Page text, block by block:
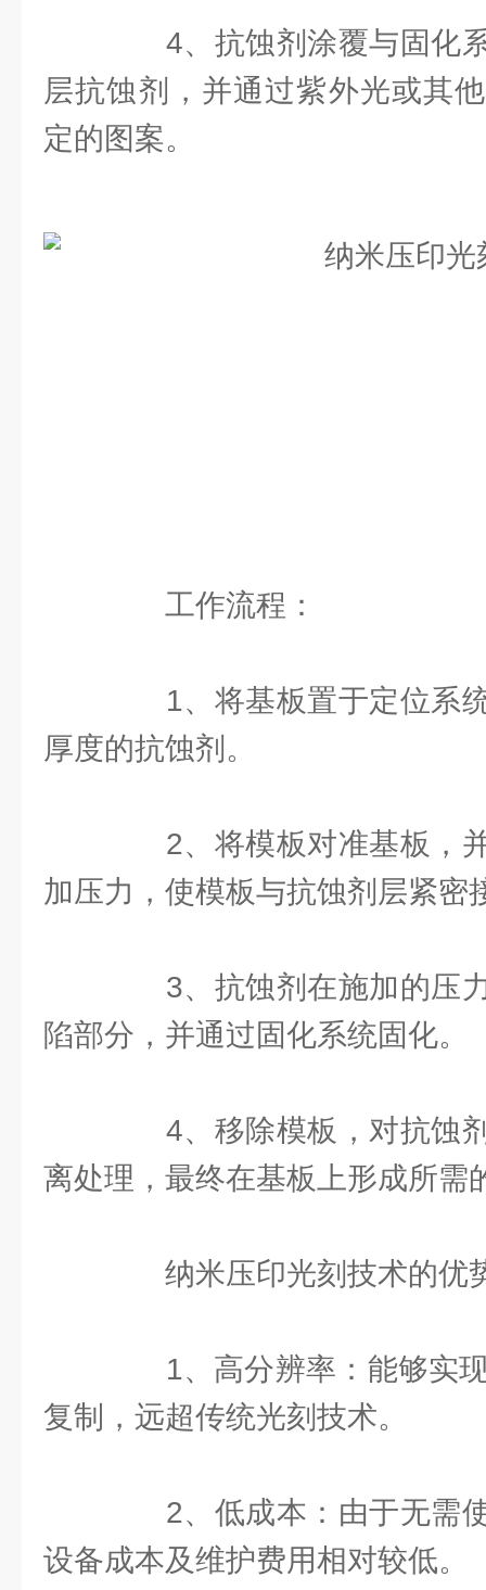
4、抗蚀剂涂覆与固化系
层抗蚀剂，并通过紫外光或其
定的图案。
工作流程：
1、将基板置于定位系统
厚度的抗蚀剂。
2、将模板对准基板，并
加压力，使模板与抗蚀剂层紧密
3、抗蚀剂在施加的压力
陷部分，并通过固化系统固化。
4、移除模板，对抗蚀剂
离处理，最终在基板上形成所需
纳米压印光刻技术的优
1、高分辨率：能够实现
复制，远超传统光刻技术。
2、低成本：由于无需使
设备成本及维护费用相对较低。